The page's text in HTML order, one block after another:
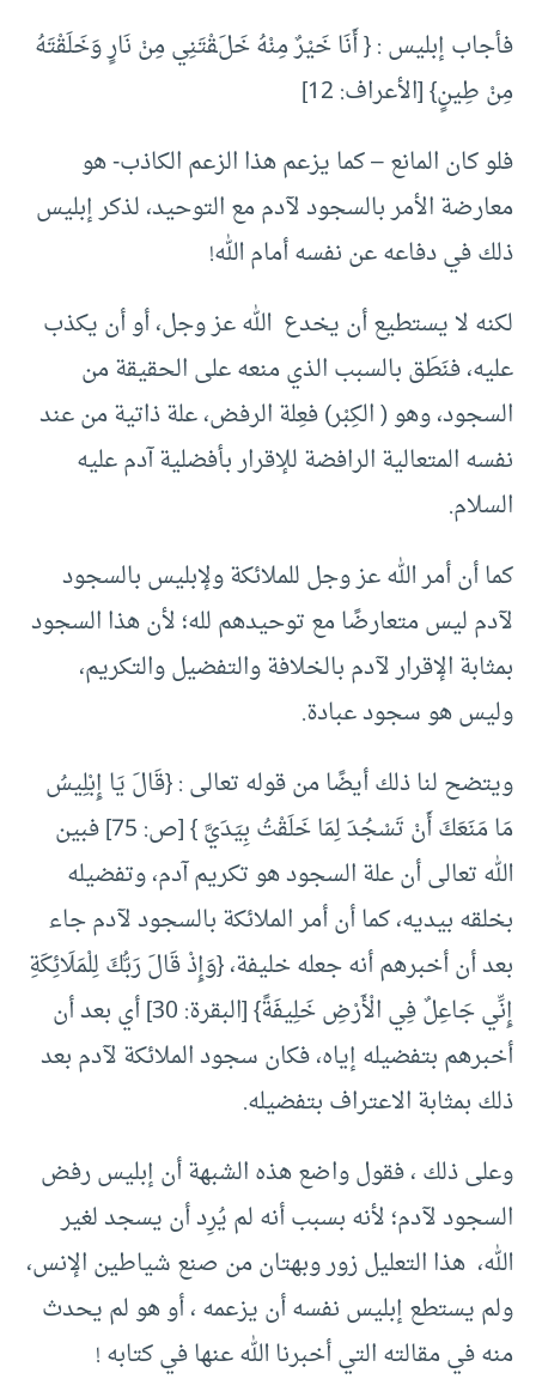
فأجاب إبليس : { أَنَا خَيْرٌ مِنْهُ خَلَقْتَنِي مِنْ نَارٍ وَخَلَقْتَهُ
مِنْ طِينٍ} [الأعراف: 12]
فلو كان المانع – كما يزعم هذا الزعم الكاذب- هو
معارضة الأمر بالسجود لآدم مع التوحيد، لذكر إبليس
ذلك في دفاعه عن نفسه أمام الله!
لكنه لا يستطيع أن يخدع الله عز وجل، أو أن يكذب
عليه، فنَطَق بالسبب الذي منعه على الحقيقة من
السجود، وهو ( الكِبْر) فعِلة الرفض، علة ذاتية من عند
نفسه المتعالية الرافضة للإقرار بأفضلية آدم عليه
السلام.
كما أن أمر الله عز وجل للملائكة ولإبليس بالسجود
لآدم ليس متعارضًا مع توحيدهم لله؛ لأن هذا السجود
بمثابة الإقرار لآدم بالخلافة والتفضيل والتكريم،
وليس هو سجود عبادة.
ويتضح لنا ذلك أيضًا من قوله تعالى : {قَالَ يَا إِبْلِيسُ
مَا مَنَعَكَ أَنْ تَسْجُدَ لِمَا خَلَقْتُ بِيَدَيَّ } [ص: 75] فبين
الله تعالى أن علة السجود هو تكريم آدم، وتفضيله
بخلقه بيديه، كما أن أمر الملائكة بالسجود لآدم جاء
بعد أن أخبرهم أنه جعله خليفة، {وَإِذْ قَالَ رَبُّكَ لِلْمَلَائِكَةِ
إِنِّي جَاعِلٌ فِي الْأَرْضِ خَلِيفَةً} [البقرة: 30] أي بعد أن
أخبرهم بتفضيله إياه، فكان سجود الملائكة لآدم بعد
ذلك بمثابة الاعتراف بتفضيله.
وعلى ذلك ، فقول واضع هذه الشبهة أن إبليس رفض
السجود لآدم؛ لأنه بسبب أنه لم يُرِد أن يسجد لغير
الله، هذا التعليل زور وبهتان من صنع شياطين الإنس،
ولم يستطع إبليس نفسه أن يزعمه ، أو هو لم يحدث
منه في مقالته التي أخبرنا الله عنها في كتابه !